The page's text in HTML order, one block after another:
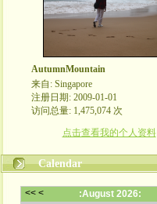
AutumnMountain
来自: Singapore
注册日期: 2009-01-01
访问总量: 1,475,074 次
点击查看我的个人资料
Calendar